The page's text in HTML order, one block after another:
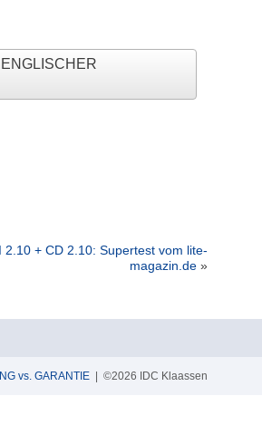
2.10 + CD 2.10: Supertest vom lite-
magazin.de »
vs. GARANTIE | ©2026 IDC Klaassen